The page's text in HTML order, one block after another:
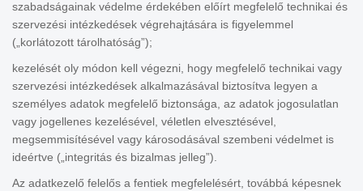
szabadságainak védelme érdekében előírt megfelelő technikai és
szervezési intézkedések végrehajtására is figyelemmel
(„korlátozott tárolhatóság”);
kezelését oly módon kell végezni, hogy megfelelő technikai vagy
szervezési intézkedések alkalmazásával biztosítva legyen a
személyes adatok megfelelő biztonsága, az adatok jogosulatlan
vagy jogellenes kezelésével, véletlen elvesztésével,
megsemmisítésével vagy károsodásával szembeni védelmet is
ideértve („integritás és bizalmas jelleg”).
Az adatkezelő felelős a fentiek megfelelésért, továbbá képesnek